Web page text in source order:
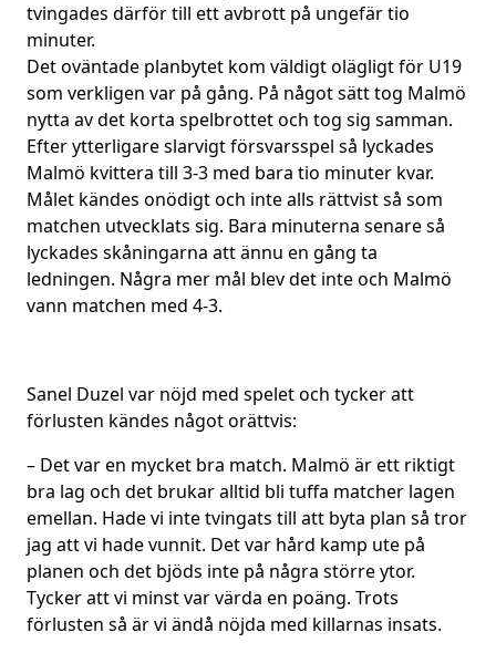
tvingades därför till ett avbrott på ungefär tio
minuter.
Det oväntade planbytet kom väldigt olägligt för U19
som verkligen var på gång. På något sätt tog Malmö
nytta av det korta spelbrottet och tog sig samman.
Efter ytterligare slarvigt försvarsspel så lyckades
Malmö kvittera till 3-3 med bara tio minuter kvar.
Målet kändes onödigt och inte alls rättvist så som
matchen utvecklats sig. Bara minuterna senare så
lyckades skåningarna att ännu en gång ta
ledningen. Några mer mål blev det inte och Malmö
vann matchen med 4-3.
Sanel Duzel var nöjd med spelet och tycker att
förlusten kändes något orättvis:
– Det var en mycket bra match. Malmö är ett riktigt
bra lag och det brukar alltid bli tuffa matcher lagen
emellan. Hade vi inte tvingats till att byta plan så tror
jag att vi hade vunnit. Det var hård kamp ute på
planen och det bjöds inte på några större ytor.
Tycker att vi minst var värda en poäng. Trots
förlusten så är vi ändå nöjda med killarnas insats.